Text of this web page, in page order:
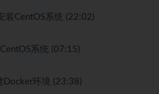
装CentOS系统 (22:02)
系统 (07:15)
Docker环境 (23:38)